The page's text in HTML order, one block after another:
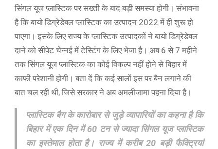
सिंगल यूज प्लास्टिक पर सख्ती के बाद बड़ी समस्या होगी। संभावना
है कि बायो डिग्रेडेबल प्लास्टिक का उत्पादन 2022 में ही शुरू हो
पाएगा। इसके लिए राज्य के प्लास्टिक उत्पादकों ने बायो डिग्रेडेबल
दाने को सीपेट चेन्नई में टेस्टिंग के लिए भेजा है। अब 6 से 7 महीने
तक सिंगल यूज प्लास्टिक का कोई विकल्प नहीं होने से बिहार में
काफी परेशानी होगी। बता दें कि कई सालों इस पर बैन लगाने की
बात चल रही थी, जिसे सरकार ने अब अमलीजामा पहना दिया है।
प्लास्टिक बैग के कारोबार से जुड़े व्यापारियों का कहना है कि
बिहार में एक दिन में 60 टन से ज्यादा सिंगल यूज प्लास्टिक
का इस्तेमाल होता है। राज्य में करीब 20 बड़ी फैक्ट्रियां